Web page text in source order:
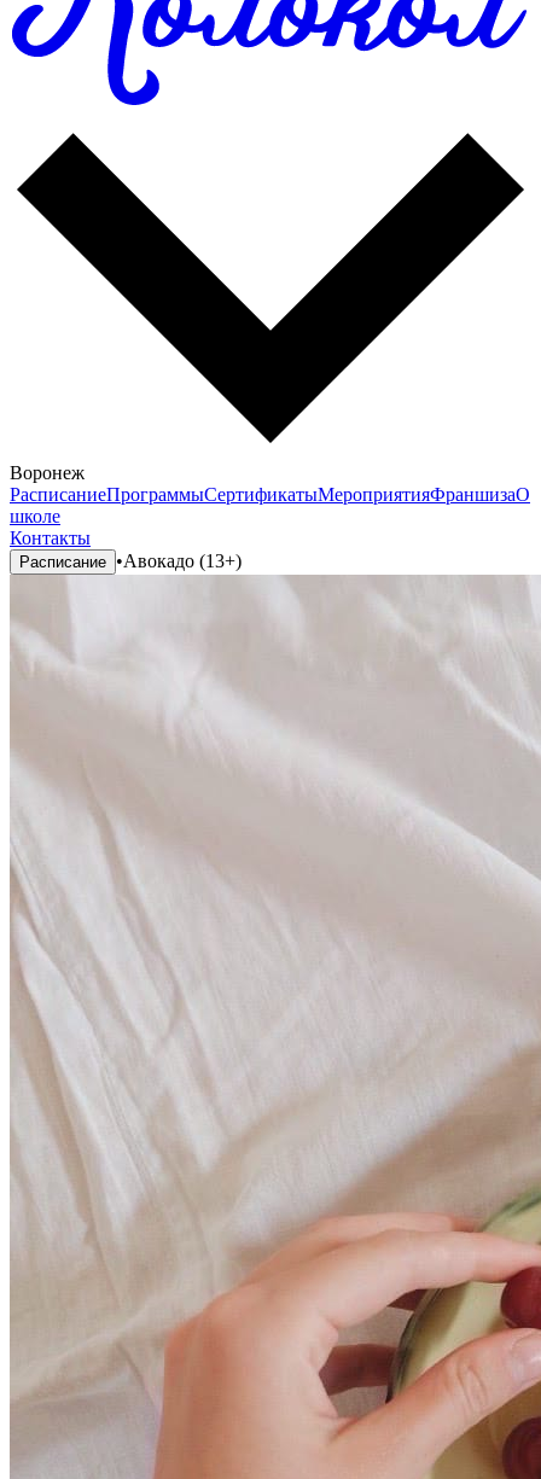
Воронеж
РасписаниеПрограммыСертификатыМероприятияФраншизаО
школе
Контакты
Расписание •Авокадо (13+)